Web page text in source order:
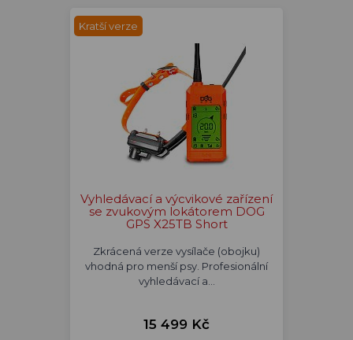
Kratší verze
Vyhledávací a výcvikové zařízení
se zvukovým lokátorem DOG
GPS X25TB Short
Zkrácená verze vysílače (obojku)
vhodná pro menší psy. Profesionální
vyhledávací a…
15 499 Kč